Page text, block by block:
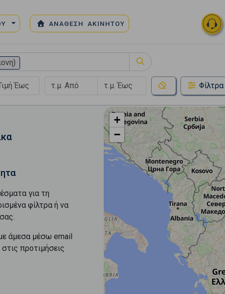
ΑΝΑΘΕΣΗ ΑΚΙΝΗΤΟΥ
Φίλτρα
για τη
φίλτρα ή να
άμεσα μέσω email
προτιμήσεις
+
−